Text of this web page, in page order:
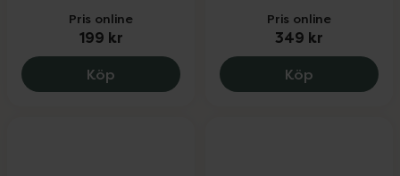
Pris online
199 kr
Köp Q for Skin Q Balancing Booster, 199 kr.
Pris online
349 kr
Köp Q for Skin